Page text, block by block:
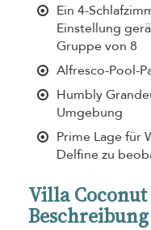
Ein 4-
Einstellung
Gruppe von 8
Alfresco-Pool-
Humbly
Umgebung
Prime Lage für
Delfine zu
Villa
Beschreibung